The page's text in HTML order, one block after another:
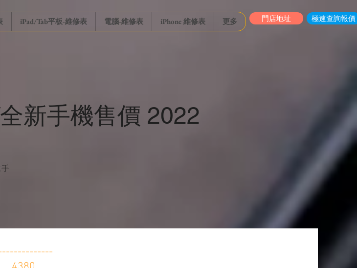
iPad/Tab平板-維修表 電腦-維修表 iPhone 維修表 更多 門店地址 極速查詢報價
新手機售價 2022